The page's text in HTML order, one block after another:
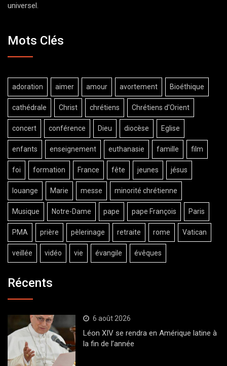
universel.
Mots Clés
adoration aimer amour avortement Bioéthique
cathédrale Christ chrétiens Chrétiens d'Orient
concert conférence Dieu diocèse Eglise
enfants enseignement euthanasie famille film
foi formation France fête jeunes jésus
louange Marie messe minorité chrétienne
Musique Notre-Dame pape pape François Paris
PMA prière pèlerinage retraite rome Vatican
veillée vidéo vie évangile évêques
Récents
6 août 2026
Léon XIV se rendra en Amérique latine à
la fin de l’année